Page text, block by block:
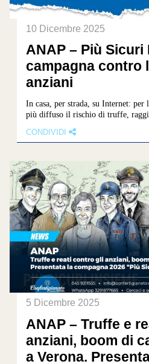
10 Dicembre 2025
ANAP – Più Sicuri
campagna contro
anziani
In casa, per strada, su Internet: per
più diffuso il rischio di truffe,
CONDIVIDI
5 Dicembre 2025
ANAP – Truffe e
anziani, boom di
a Verona.